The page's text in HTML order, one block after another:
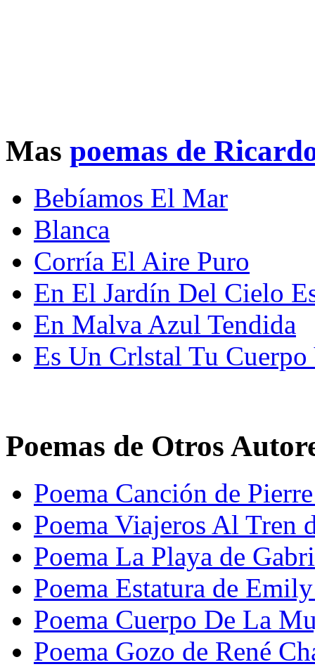
Mas poemas de
Bebíamos El Mar
Blanca
Corría El Aire Puro
En El Jardín Del Cielo
En Malva Azul Tendida
Es Un Crlstal Tu
Poemas de Otros
Poema Canción de
Poema Viajeros Al Tren
Poema La Playa de
Poema Estatura de
Poema Cuerpo De La
Poema Gozo de René